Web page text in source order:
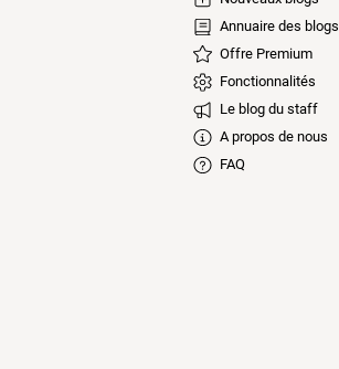
Annuaire des blogs
Offre Premium
Fonctionnalités
Le blog du staff
A propos de nous
FAQ